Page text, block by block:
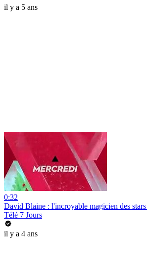
il y a 5 ans
0:32
David Blaine : l'incroyable magicien des
Télé 7 Jours
il y a 4 ans